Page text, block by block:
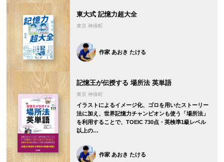
東大式 記憶力超大全
東京 神保町
作家 あおき たける
記憶王が伝授する 場所法 英単語
東京 神保町
イラストによるイメージ化、ゴロを用いたストーリー
法に加え、世界記憶力チャンピオンも使う「場所法」
を利用することで、TOEIC 730点・英検準1級レベル
以上の…
作家 あおき たける